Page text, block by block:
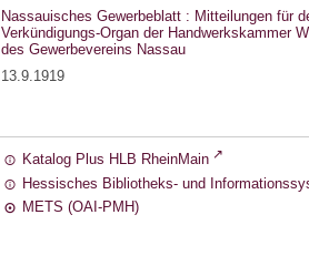
Nassauisches Gewerbeblatt : Mitteilungen für
Verkündigungs-Organ der Handwerkskammer
des Gewerbevereins Nassau
13.9.1919
Katalog Plus HLB RheinMain
Hessisches Bibliotheks- und
METS (OAI-PMH)